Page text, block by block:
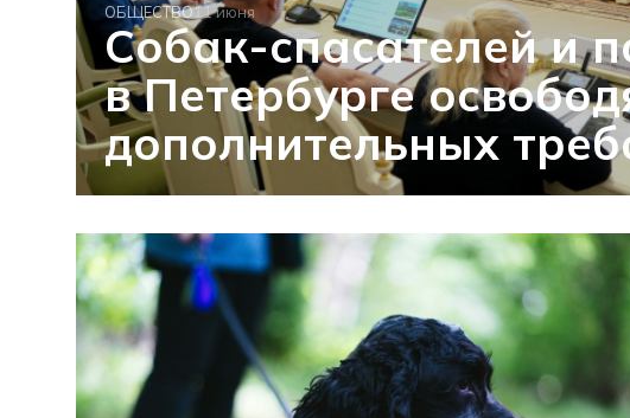
ОБЩЕСТВО11 июня
Собак-спасателей и
в Петербурге
дополнительных